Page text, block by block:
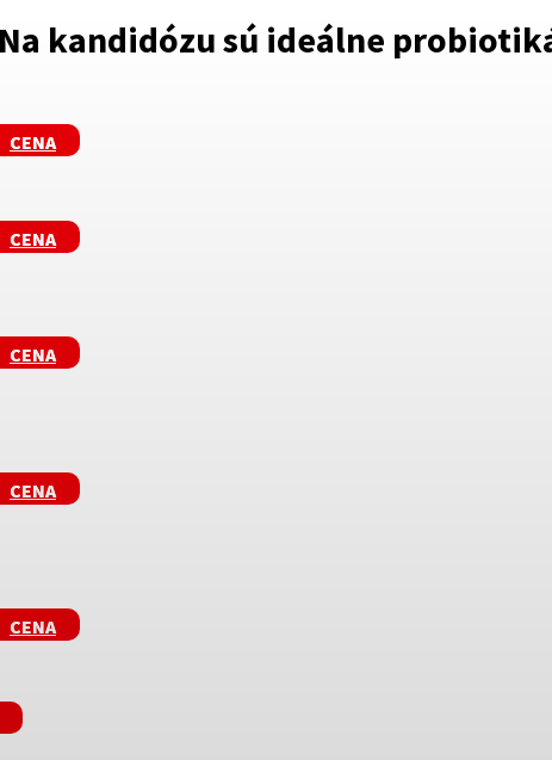
Na kandidózu sú ideálne
CENA
CENA
CENA
CENA
CENA